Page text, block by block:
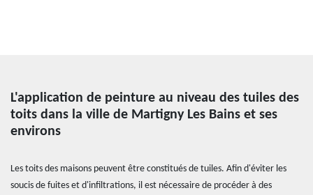
L'application de peinture au niveau des tuiles des
toits dans la ville de Martigny Les Bains et ses
environs
Les toits des maisons peuvent être constitués de tuiles. Afin d'éviter les
soucis de fuites et d'infiltrations, il est nécessaire de procéder à des